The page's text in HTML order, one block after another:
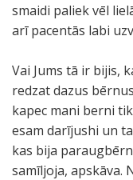
smaidi paliek vēl
arī pacentās labi
Vai Jums tā ir bijis,
redzat dazus
kapec mani berni
esam darījushi un
kas bija
samīljoja, apskāva.